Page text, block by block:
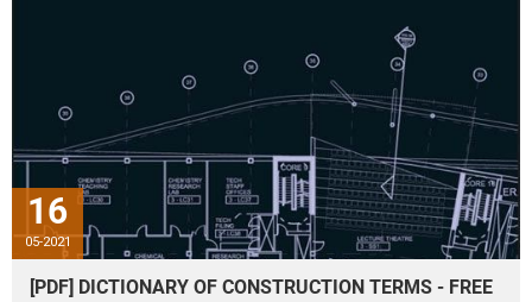
16
05-2021
[PDF] DICTIONARY OF CONSTRUCTION TERMS - FREE